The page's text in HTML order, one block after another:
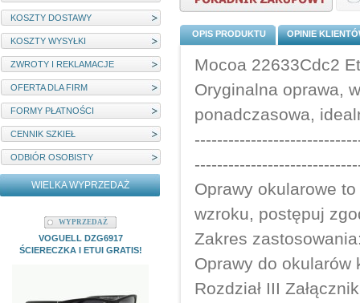
KOSZTY DOSTAWY
KOSZTY WYSYŁKI
ZWROTY I REKLAMACJE
OFERTA DLA FIRM
FORMY PŁATNOŚCI
CENNIK SZKIEŁ
ODBIÓR OSOBISTY
WIELKA WYPRZEDAŻ
WYPRZEDAŻ
VOGUELL DZG6917
ŚCIERECZKA I ETUI GRATIS!
WYPRZEDAŻ
MYSTIQUE M22204C1 ETUI I
359,00 PLN
OPIS PRODUKTU OPINIE
Mocoa 22633Cdc2
Oryginalna oprawa,
ponadczasowa,
Oprawy okularowe
wzroku, postępuj
Zakres
Oprawy do okularów
Rozdział III